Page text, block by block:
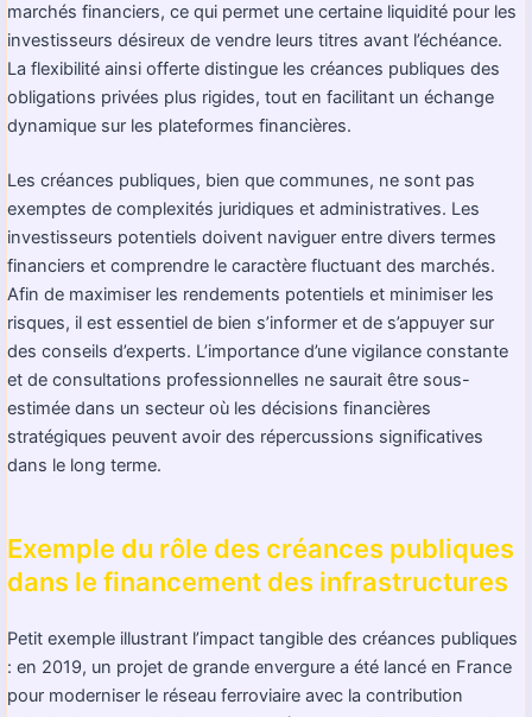
marchés financiers, ce qui permet une certaine liquidité pour les
investisseurs désireux de vendre leurs titres avant l’échéance.
La flexibilité ainsi offerte distingue les créances publiques des
obligations privées plus rigides, tout en facilitant un échange
dynamique sur les plateformes financières.
Les créances publiques, bien que communes, ne sont pas
exemptes de complexités juridiques et administratives. Les
investisseurs potentiels doivent naviguer entre divers termes
financiers et comprendre le caractère fluctuant des marchés.
Afin de maximiser les rendements potentiels et minimiser les
risques, il est essentiel de bien s’informer et de s’appuyer sur
des conseils d’experts. L’importance d’une vigilance constante
et de consultations professionnelles ne saurait être sous-
estimée dans un secteur où les décisions financières
stratégiques peuvent avoir des répercussions significatives
dans le long terme.
Exemple du rôle des créances publiques
dans le financement des infrastructures
Petit exemple illustrant l’impact tangible des créances publiques
: en 2019, un projet de grande envergure a été lancé en France
pour moderniser le réseau ferroviaire avec la contribution